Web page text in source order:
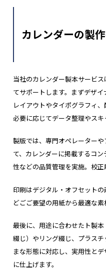
カレンダーの製
当社のカレンダー製本サービ
てサポートします。まずデザイ
レイアウトやタイポグラフィ
必要に応じてデータ整理やスキ
製版では、専門オペレーター
て、カレンダーに掲載するコ
性などの品質管理を実施。校正
印刷はデジタル・オフセット
どごご要望の用紙から最適な素
最後に、用途に合わせたト製
綴じ）やリング綴じ、プラス
まな形態に対応し、実用性と
に仕上げます。